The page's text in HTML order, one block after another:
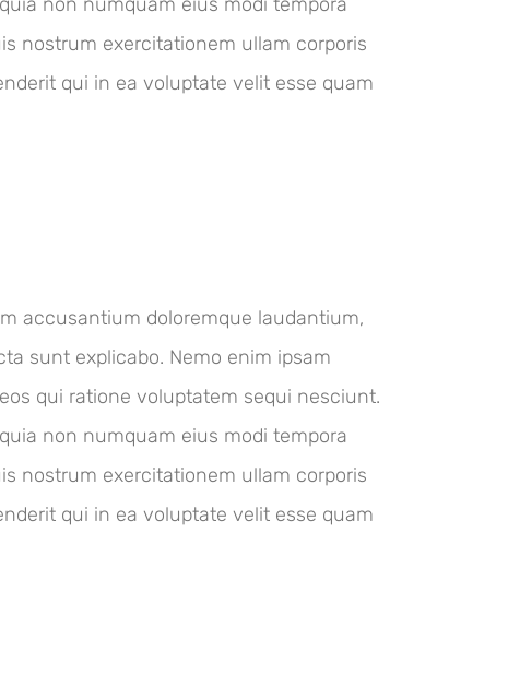
nostrum exercitationem ullam corporis
qui in ea voluptate velit esse quam
accusantium doloremque laudantium,
sunt explicabo. Nemo enim ipsam
qui ratione voluptatem sequi nesciunt.
non numquam eius modi tempora
nostrum exercitationem ullam corporis
qui in ea voluptate velit esse quam